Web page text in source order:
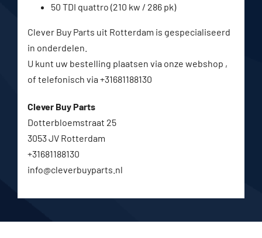
50 TDI quattro (210 kw / 286 pk)
Clever Buy Parts uit Rotterdam is gespecialiseerd
in onderdelen.
U kunt uw bestelling plaatsen via onze webshop ,
of telefonisch via +31681188130
Clever Buy Parts
Dotterbloemstraat 25
3053 JV Rotterdam
+31681188130
info@cleverbuyparts.nl